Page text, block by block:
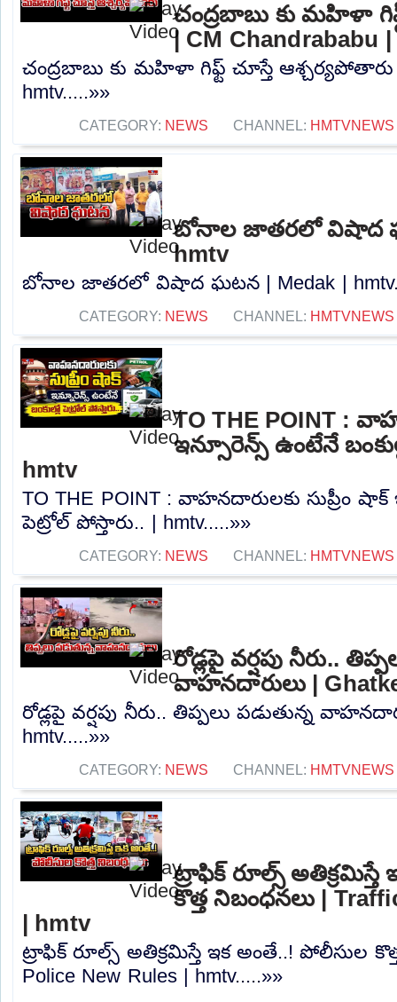
చంద్రబాబు కు మహిళా
| CM Chandrababu
చంద్రబాబు కు మహిళా గిఫ్ట్ చూస్తే ఆశ్చర్యపోతారు
hmtv.....»»
CATEGORY: NEWS CHANNEL: HMTVNEWS
బోనాల జాతరలో విషాద
hmtv
బోనాల జాతరలో విషాద ఘటన | Medak |
CATEGORY: NEWS CHANNEL: HMTVNEWS
TO THE POINT :
ఇన్సూరెన్స్ ఉంటేనే
hmtv
TO THE POINT : వాహనదారులకు సుప్రీం షాక్
పెట్రోల్ పోస్తారు.. | hmtv.....»»
CATEGORY: NEWS CHANNEL: HMTVNEWS
రోడ్లపై వర్షపు నీరు..
వాహనదారులు |
రోడ్లపై వర్షపు నీరు.. తిప్పలు పడుతున్న
hmtv.....»»
CATEGORY: NEWS CHANNEL: HMTVNEWS
ట్రాఫిక్ రూల్స్
కొత్త నిబంధనలు |
| hmtv
ట్రాఫిక్ రూల్స్ అతిక్రమిస్తే ఇక అంతే..! పోలీసుల
Police New Rules | hmtv.....»»